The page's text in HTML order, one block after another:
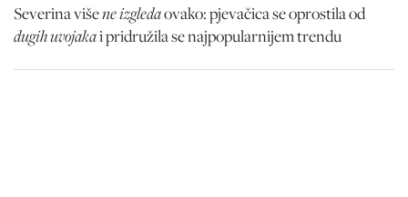
Severina višene izgledaovako: pjevačica se oprostila od
dugih uvojakai pridružila se najpopularnijem trendu